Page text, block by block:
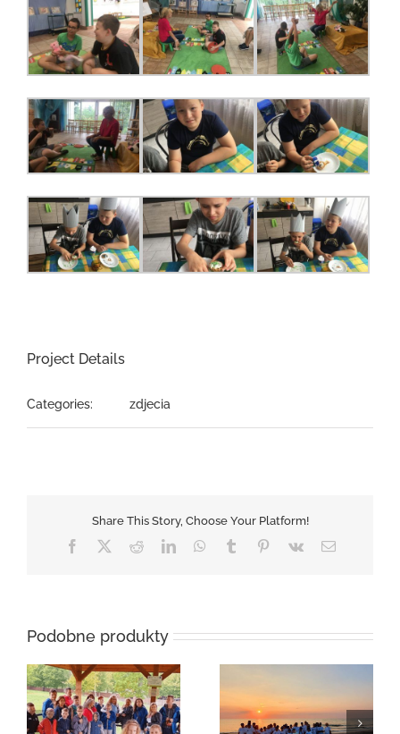
Project Details
Categories: zdjecia
Share This Story, Choose Your Platform!
Facebook RedditLinkedInWhatsApp
Tumblr Pinterest
Vk Email
Podobne produkty
Wycieczka do